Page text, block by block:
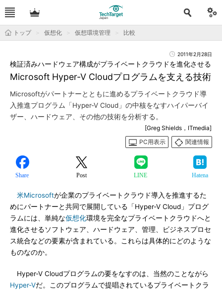
トップ 仮想化 仮想環境管理 比較
2011年2月28日
Microsoft Hyper-V Cloudプログラムを支える技術
検証済みハードウェア構成がプライベートクラウドを進化させる
Microsoftがパートナーとともに進めるプライベートクラウド導
入推進プログラム「Hyper-V Cloud」の中核をなすハイパーバイ
ザー、ハードウェア、その他の技術を分析する。
[Greg Shields，ITmedia]
PC用表示
関連情報
Share Post LINE Hatena
米Microsoftが企業のプライベートクラウド導入を推進するた
めにパートナーと共同で展開している「Hyper-V Cloud」プログ
ラムには、単純な仮想化環境を完全なプライベートクラウドへと
進化させるソフトウェア、ハードウェア、管理、ビジネスプロセ
ス統合などの要素が含まれている。これらは具体的にどのような
ものなのか。
Hyper-V Cloudプログラムの要をなすのは、当然のことながら
Hyper-Vだ。このプログラムで提唱されているプライベートクラ